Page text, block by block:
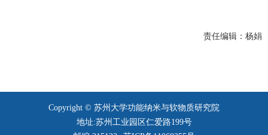
责任编辑：杨娟
Copyright © 苏州大学功能纳米与软物质研究院
地址:苏州工业园区仁爱路199号